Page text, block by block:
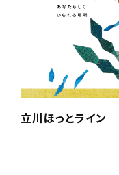
立川ほっとライン